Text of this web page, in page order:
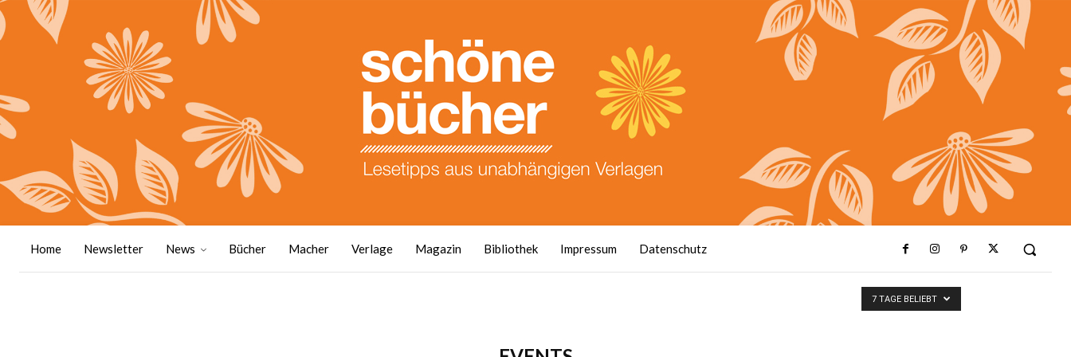
Home Newsletter News Bücher Macher Verlage Magazin Bibliothek Impressum Datenschutz
7 TAGE BELIEBT